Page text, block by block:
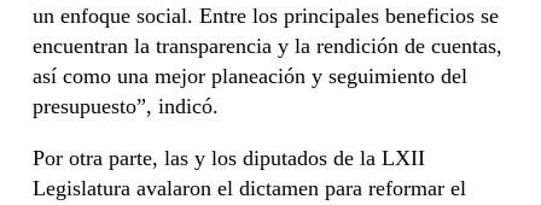
un enfoque social. Entre los principales beneficios se
encuentran la transparencia y la rendición de cuentas,
así como una mejor planeación y seguimiento del
presupuesto”, indicó.
Por otra parte, las y los diputados de la LXII
Legislatura avalaron el dictamen para reformar el